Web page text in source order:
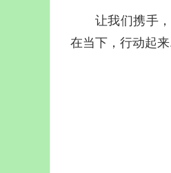
让我们携手
在当下，行动起